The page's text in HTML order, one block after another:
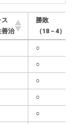
ス
善治
勝敗
（18－4）
善治
（18－4）
○
○
○
○
○